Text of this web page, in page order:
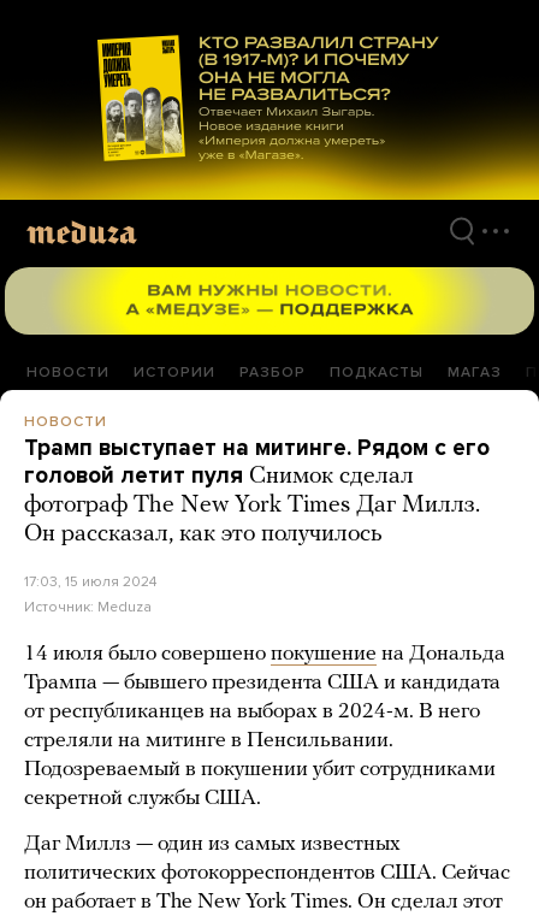
материалам
НОВОСТИ ИСТОРИИ РАЗБОР ПОДКАСТЫ МАГАЗ
НОВОСТИ
Трамп выступает на митинге. Рядом с его
головой летит пуля Снимок сделал
фотограф The New York Times Даг Миллз.
Он рассказал, как это получилось
17:03, 15 июля 2024
Источник: Meduza
14 июля было совершено покушение на Дональда
Трампа — бывшего президента США и кандидата
от республиканцев на выборах в 2024-м. В него
стреляли на митинге в Пенсильвании.
Подозреваемый в покушении убит сотрудниками
секретной службы США.
Даг Миллз — один из самых известных
политических фотокорреспондентов США. Сейчас
он работает в The New York Times. Он сделал этот